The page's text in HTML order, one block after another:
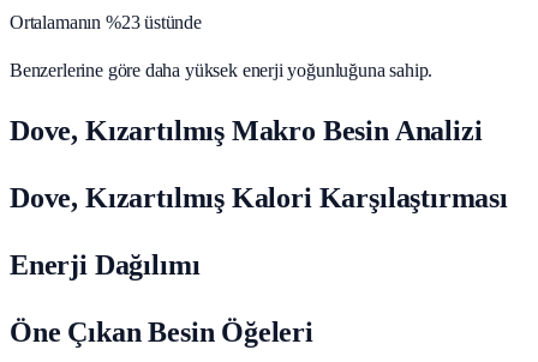
Ortalamanın %23 üstünde
Benzerlerine göre daha yüksek enerji yoğunluğuna sahip.
Dove, Kızartılmış Makro Besin Analizi
Dove, Kızartılmış Kalori Karşılaştırması
Enerji Dağılımı
Öne Çıkan Besin Öğeleri